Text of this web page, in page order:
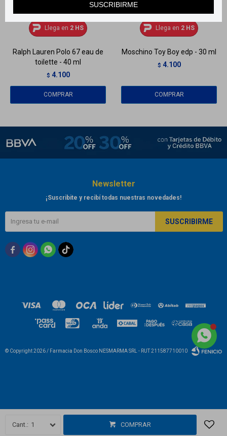
SUSCRIBIRME
1 COMPRAR
Llega en 2 HS
Ralph Lauren Polo 67 eau de
toilette - 40 ml
$ 4.100
Llega en 2 HS
Moschino Toy Boy edp - 30 ml
$ 4.100
Newsletter
¡Suscribite y recibí todas nuestras novedades!
SUSCRIBIRME
  
© Copyright 2026 / Farmacia Don Bosco NESMARMA SRL - RUT 211587710010
Fenicio